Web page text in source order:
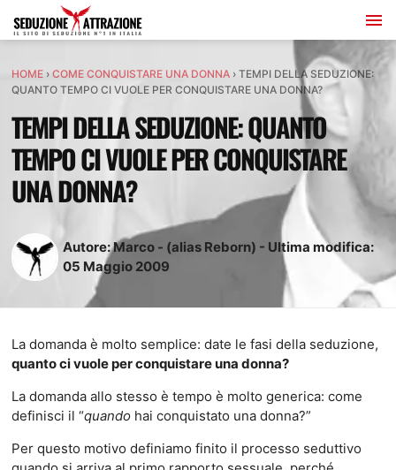
HOME› COME CONQUISTARE UNA DONNA› TEMPI DELLA SEDUZIONE:
QUANTO TEMPO CI VUOLE PER CONQUISTARE UNA DONNA?
TEMPI DELLA SEDUZIONE: QUANTO
TEMPO CI VUOLE PER CONQUISTARE
UNA DONNA?
Autore:Marco - (alias Reborn) - Ultima modifica:
05 Maggio 2009
La domanda è molto semplice: date le fasi della seduzione,
quanto ci vuole per conquistare una donna?
La domanda allo stesso è tempo è molto generica: come
definisci il “quandohai conquistato una donna?”
Per questo motivo definiamo finito il processo seduttivo